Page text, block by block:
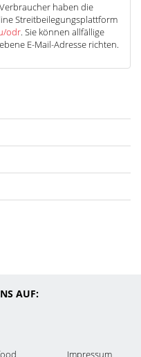
haben die
Streitbeilegungsplattform
odr. Sie können allfällige
E-Mail-Adresse richten.
AUF:
Impressum